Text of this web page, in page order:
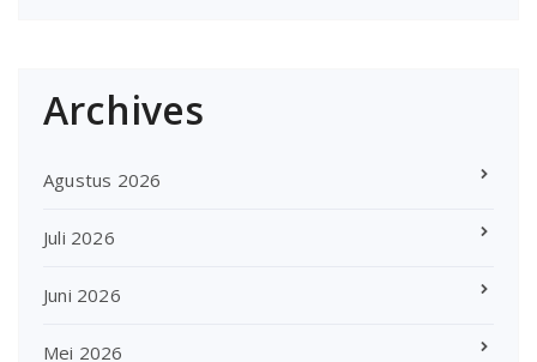
Archives
Agustus 2026
Juli 2026
Juni 2026
Mei 2026